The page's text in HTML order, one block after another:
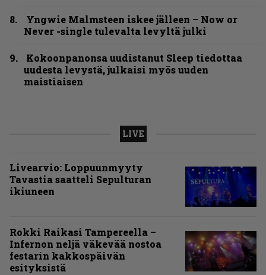
Yngwie Malmsteen iskee jälleen – Now or
Never -single tulevalta levyltä julki
Kokoonpanonsa uudistanut Sleep tiedottaa
uudesta levystä, julkaisi myös uuden
maistiaisen
LIVE
Livearvio: Loppuunmyyty
Tavastia saatteli Sepulturan
ikiuneen
Rokki Raikasi Tampereella –
Infernon neljä väkevää nostoa
festarin kakkospäivän
esityksistä